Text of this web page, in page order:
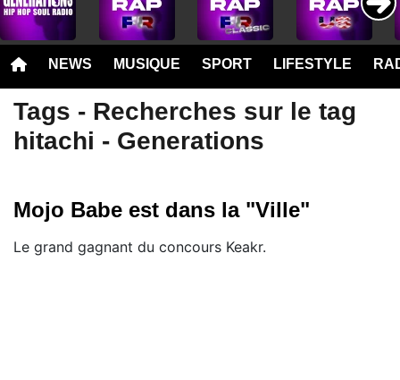
NEWS MUSIQUE SPORT LIFESTYLE
Tags - Recherches sur le tag
hitachi - Generations
Mojo Babe est dans la "Ville"
Le grand gagnant du concours Keakr.